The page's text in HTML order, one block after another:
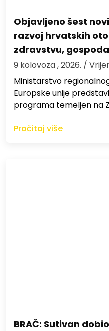
Objavljeno šest
razvoj hrvatskih
zdravstvu,
9 kolovoza , 2026. /
Ministarstvo
Europske unije
programa temeljen na
Pročitaj više
BRAČ: Sutivan